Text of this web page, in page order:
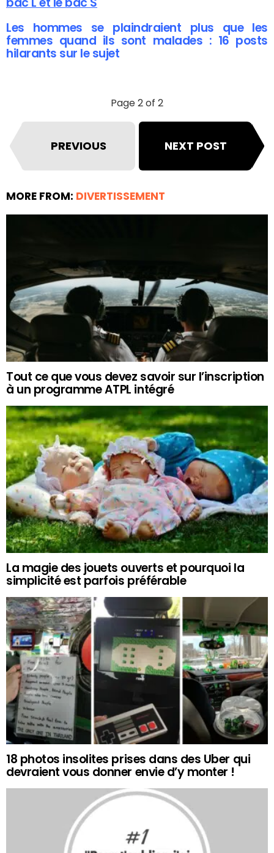
Les hommes se plaindraient plus que les
femmes quand ils sont malades : 16 posts
hilarants sur le sujet
Page 2 of 2
PREVIOUS NEXT POST
MORE FROM: DIVERTISSEMENT
Tout ce que vous devez savoir sur l’inscription
à un programme ATPL intégré
La magie des jouets ouverts et pourquoi la
simplicité est parfois préférable
18 photos insolites prises dans des Uber qui
devraient vous donner envie d’y monter !